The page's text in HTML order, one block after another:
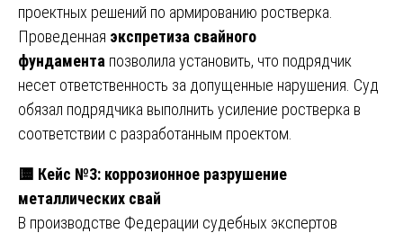
проектных решений по армированию ростверка.
Проведенная экспретиза свайного
фундамента позволила установить, что подрядчик
несет ответственность за допущенные нарушения. Суд
обязал подрядчика выполнить усиление ростверка в
соответствии с разработанным проектом.
🟨 Кейс №3: коррозионное разрушение
металлических свай
В производстве Федерации судебных экспертов